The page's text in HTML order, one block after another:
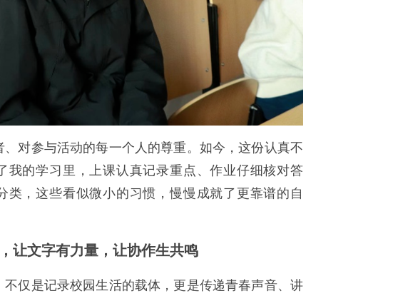
对参与活动的每一个人的尊重。如今，这份认真不
我的学习里，上课认真记录重点、作业仔细核对答
类，这些看似微小的习惯，慢慢成就了更靠谱的自
让文字有力量，让协作生共鸣
仅是记录校园生活的载体，更是传递青春声音、讲